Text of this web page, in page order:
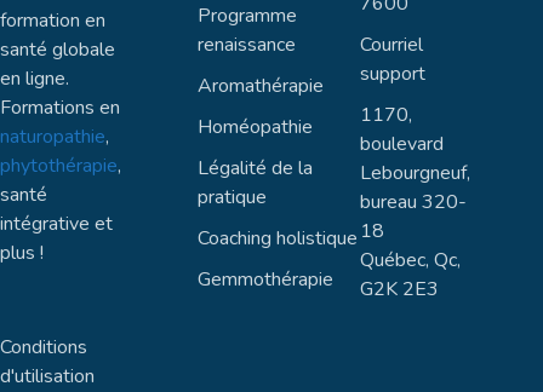
formation en
santé globale
en ligne.
Formations en
naturopathie,
phytothérapie,
santé
intégrative et
plus !
Conditions
d'utilisation
Programme
renaissance
Aromathérapie
Homéopathie
Légalité de la
pratique
Coaching holistique
Gemmothérapie
Courriel
support
1170,
boulevard
Lebourgneuf,
bureau 320-
18
Québec, Qc,
G2K 2E3